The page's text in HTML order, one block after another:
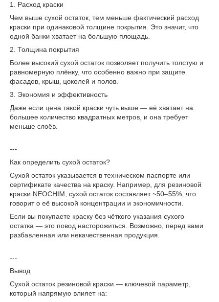
1. Расход краски
Чем выше сухой остаток, тем меньше фактический расход
краски при одинаковой толщине покрытия. Это значит, что
одной банки хватает на большую площадь.
2. Толщина покрытия
Более высокий сухой остаток позволяет получить толстую и
равномерную плёнку, что особенно важно при защите
фасадов, крыш, цоколей и полов.
3. Экономия и эффективность
Даже если цена такой краски чуть выше — её хватает на
большее количество квадратных метров, и она требует
меньше слоёв.
---
Как определить сухой остаток?
Сухой остаток указывается в техническом паспорте или
сертификате качества на краску. Например, для резиновой
краски NEOCHIM, сухой остаток составляет ~50–55%, что
говорит о её высокой концентрации и экономичности.
Если вы покупаете краску без чёткого указания сухого
остатка — это повод насторожиться. Возможно, перед вами
разбавленная или некачественная продукция.
---
Вывод
Сухой остаток резиновой краски — ключевой параметр,
который напрямую влияет на: